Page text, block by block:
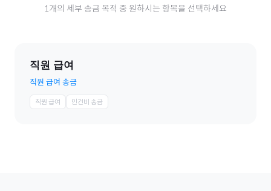
1개의 세부 송금 목적 중 원하시는 항목을 선택하세요
직원 급여
직원 급여 송금
직원 급여 인건비 송금